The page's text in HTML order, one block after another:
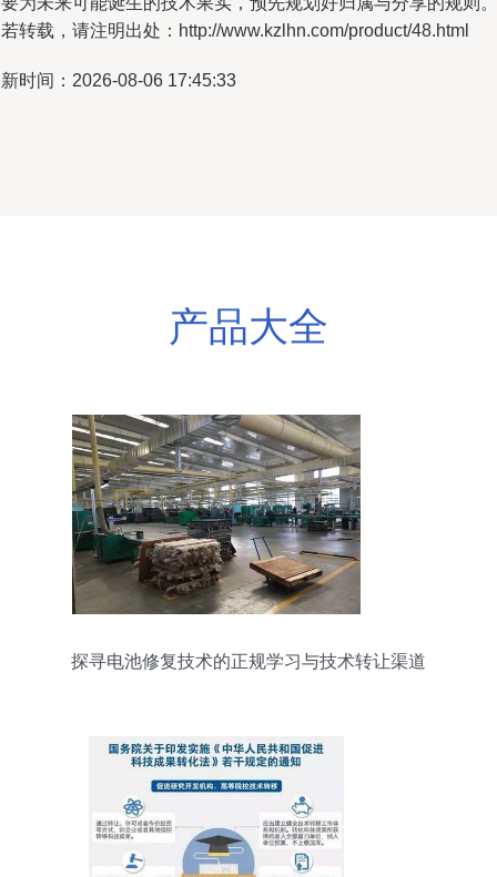
转载，请注明出处：http://www.kzlhn.com/product/48.html
时间：2026-08-06 17:45:33
产品大全
探寻电池修复技术的正规学习与技术转让渠道